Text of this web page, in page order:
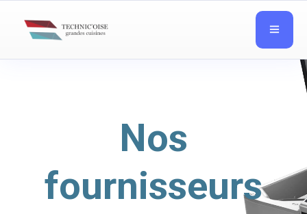
Nos
fournisseurs